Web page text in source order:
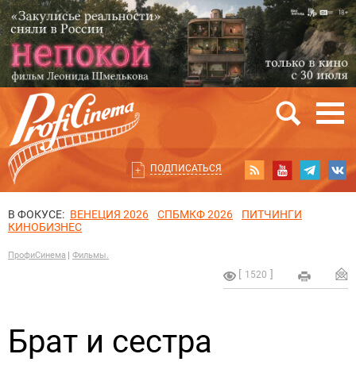
ПОДПИСАТЬСЯ
В ФОКУСЕ: ВЕНЕЦИЯ 2026 СПБМКФ 2026
ПИТЧИНГИ
КИНОБИЗНЕС
ПрофиСинема Фильмы.
1520
Брат и сестра